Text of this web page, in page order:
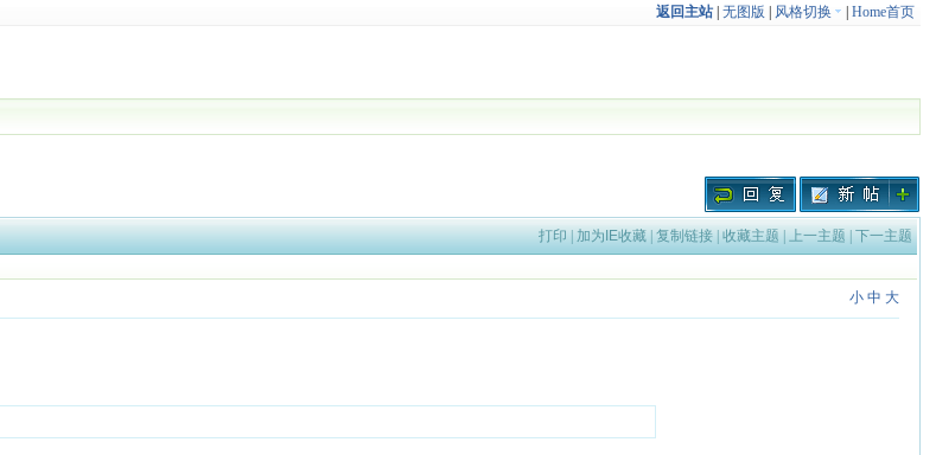
返回主站| 无图版 风格切换 Home首页
打印 | 加为IE收藏| 复制链接| 收藏主题 | 上一主题 | 下一主题
小 中 大